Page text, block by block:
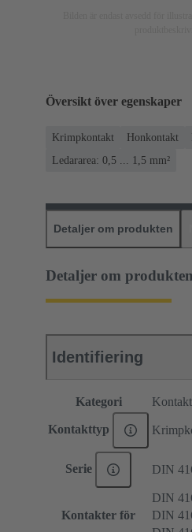
Översikt över egenskaper
Krimpkontakt Honkontakt
Ledararea: 0,5 ... 1,5 mm²
Detaljer om produkten
Detaljer om produkten
Identifiering
Kategori
Kontakttyp
Serie DIN
Kontakter för
DIN
DIN